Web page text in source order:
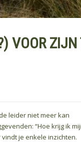
VOOR ZIJN
leider niet meer kan
“Hoe krijg ik
je enkele inzichten.